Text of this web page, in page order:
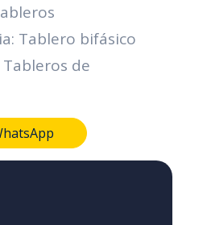
Tablero bifásico
de